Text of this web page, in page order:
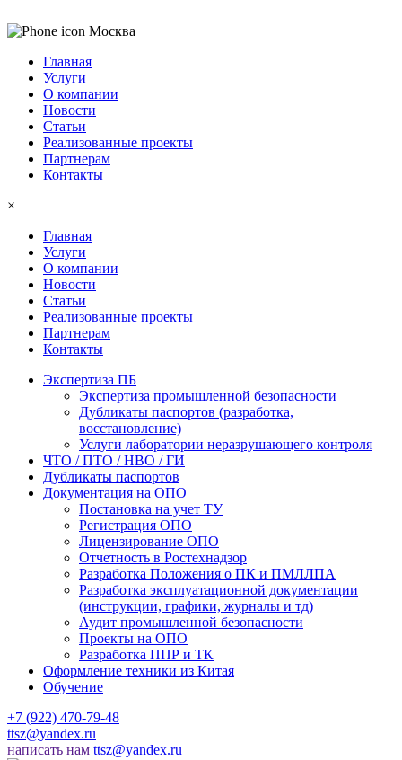
Москва
Главная
Услуги
О компании
Новости
Статьи
Реализованные проекты
Партнерам
Контакты
×
Главная
Услуги
О компании
Новости
Статьи
Реализованные проекты
Партнерам
Контакты
Экспертиза ПБ
Экспертиза промышленной безопасности
Дубликаты паспортов (разработка,
восстановление)
Услуги лаборатории неразрушающего контроля
ЧТО / ПТО / НВО / ГИ
Дубликаты паспортов
Документация на ОПО
Постановка на учет ТУ
Регистрация ОПО
Лицензирование ОПО
Отчетность в Ростехнадзор
Разработка Положения о ПК и ПМЛЛПА
Разработка эксплуатационной документации
(инструкции, графики, журналы и тд)
Аудит промышленной безопасности
Проекты на ОПО
Разработка ППР и ТК
Оформление техники из Китая
Обучение
+7 (922) 470-79-48
ttsz@yandex.ru
написать нам ttsz@yandex.ru